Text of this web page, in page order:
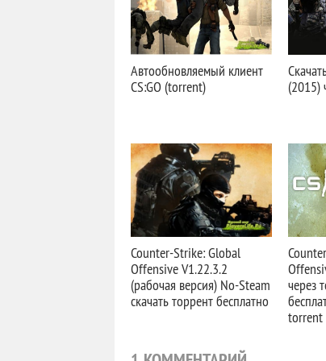
Автообновляемый клиент
CS:GO (torrent)
(2015)
Counter-Strike: Global
Offensive V1.22.3.2
(рабочая версия) No-Steam
скачать торрент бесплатно
через
torrent